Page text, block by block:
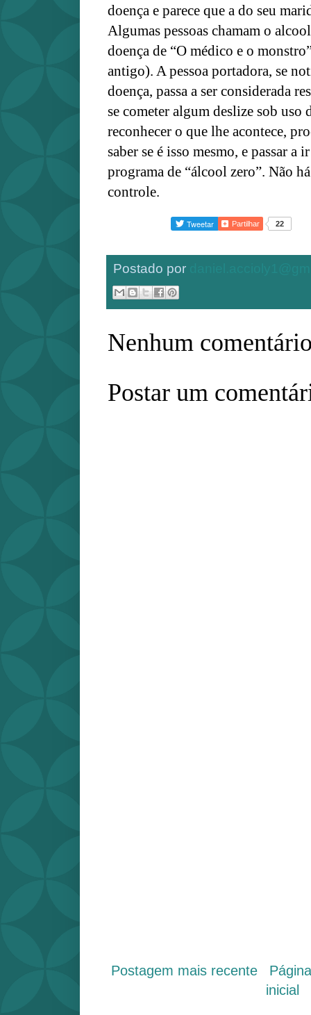
doença e parece que a do seu
Algumas pessoas chamam o
doença de “O médico e o
antigo). A pessoa portadora, se
doença, passa a ser considerada
se cometer algum deslize sob uso
reconhecer o que lhe acontece,
saber se é isso mesmo, e passar a
programa de “álcool zero”. Não
controle.
Partilhar 22
Postado por
Nenhum
Postar um
Postagem mais recente
inicial